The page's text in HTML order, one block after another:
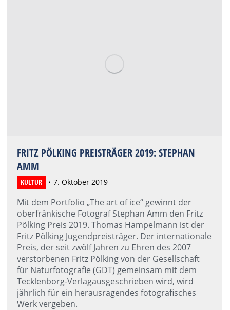
FRITZ PÖLKING PREISTRÄGER 2019: STEPHAN
AMM
KULTUR 7. Oktober 2019
Mit dem Portfolio „The art of ice“ gewinnt der
oberfränkische Fotograf Stephan Amm den Fritz
Pölking Preis 2019. Thomas Hampelmann ist der
Fritz Pölking Jugendpreisträger. Der internationale
Preis, der seit zwölf Jahren zu Ehren des 2007
verstorbenen Fritz Pölking von der Gesellschaft
für Naturfotografie (GDT) gemeinsam mit dem
Tecklenborg-Verlagausgeschrieben wird, wird
jährlich für ein herausragendes fotografisches
Werk vergeben.